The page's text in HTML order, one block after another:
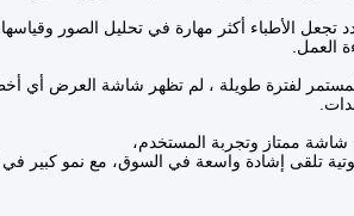
الأطباء أكثر مهارة في تحليل الصور وقياسها.
العمل.
لفترة طويلة ، لم تظهر شاشة العرض أي
شاشة ممتاز وتجربة المستخدم،
تلقى إشادة واسعة في السوق، مع نمو كبير في